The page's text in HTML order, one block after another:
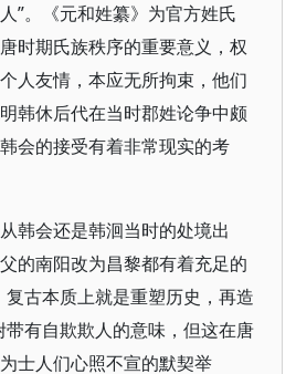
”。《元和姓纂》为官方姓氏
时期氏族秩序的重要意义，权
人友情，本应无所拘束，他们
韩休后代在当时郡姓论争中颇
会的接受有着非常现实的考
韩会还是韩洄当时的处境出
的南阳改为昌黎都有着充足的
复古本质上就是重塑历史，再造
带有自欺欺人的意味，但这在唐
士人们心照不宣的默契举